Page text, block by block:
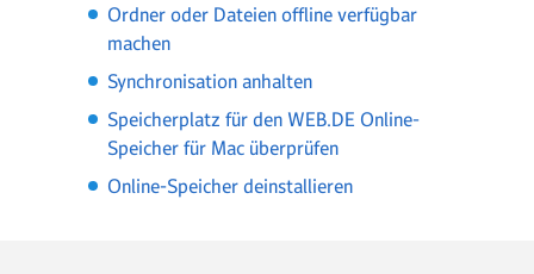
Ordner oder Dateien offline verfügbar
machen
Synchronisation anhalten
Speicherplatz für den WEB.DE Online-
Speicher für Mac überprüfen
Online-Speicher deinstallieren